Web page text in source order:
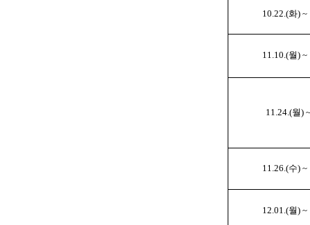
10.22.(화) ~
11.10.(월) ~
11.24.(월)
11.26.(수) ~
12.01.(월) ~